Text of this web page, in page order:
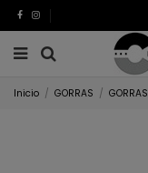
Inicio GORRAS GORRAS